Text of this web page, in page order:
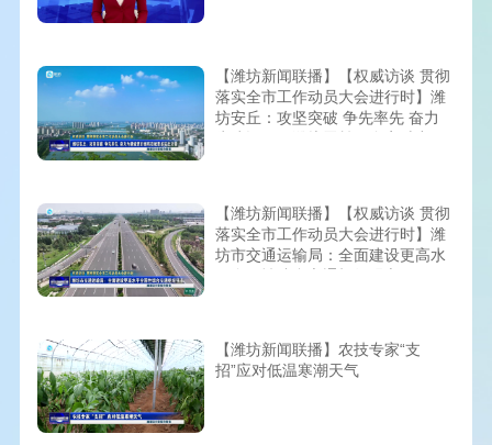
【潍坊新闻联播】【权威访谈 贯彻
落实全市工作动员大会进行时】潍
坊安丘：攻坚突破 争先率先 奋力
【潍坊新闻联播】【权威访谈 贯彻
落实全市工作动员大会进行时】潍
坊市交通运输局：全面建设更高水
平全国性综合交通枢纽强市
【潍坊新闻联播】农技专家“支
招”应对低温寒潮天气